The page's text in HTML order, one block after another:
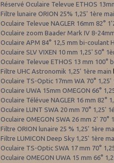
Réservé Oculaire Televue ETHOS
Filtre lunaire ORION 25% 1,25' 1ère
Oculaire Televue NAGLER 16mm 82°
Oculaire zoom Baader Mark IV 8-
Oculaire APM 84° 12,5 mm bi-coulant
Oculaire SLV VIXEN 10 mm 1,25' 50°
Oculaire Televue ETHOS 13 mm 100°
Filtre UHC Astronomik 1,25' 1ère main
Oculaire TS-Optic 17mm WA 70°
Oculaire UWA 15mm OMEGON 66°
Oculaire Télévue NAGLER 16 mm 82°
Oculaire LUNT SWA 20 mm 70° 1,25'
Oculaire OMEGON SWA 26 mm 2' 70°
Filtre ORION lunaire 25 % 1,25' 1ère
Filtre LUMICON Deep Sky 1,25' 1ère
Oculaire TS-Optic SWA 17 mm 70°
Oculaire OMEGON UWA 15 mm 66°